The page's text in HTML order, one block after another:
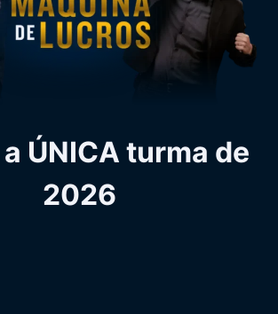
ÚNICA turma de
2026